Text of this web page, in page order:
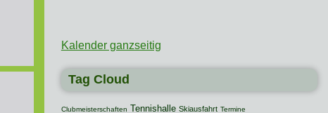
Kalender ganzseitig
Tag Cloud
Clubmeisterschaften Tennishalle Skiausfahrt Termine